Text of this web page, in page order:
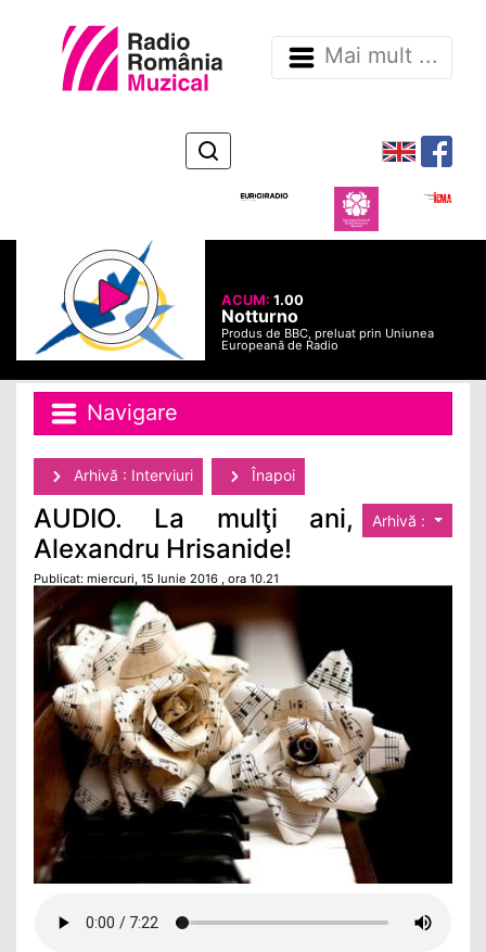
Mai mult ...
ACUM:1.00
Notturno
Produs de BBC, preluat prin Uniunea
Europeană de Radio
Navigare
Arhivă : Interviuri Înapoi
Arhivă :
AUDIO. La mulţi ani,
Alexandru Hrisanide!
Publicat: miercuri, 15 Iunie 2016 , ora 10.21